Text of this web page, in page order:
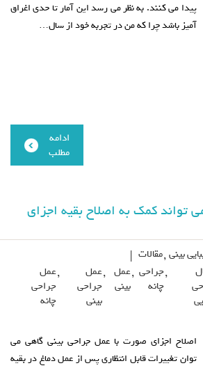
پیدا می کنند. به نظر می رسد این آمار تا حدی اغراق
آمیز باشد چرا که من در تجربه خود از سال…
ادامه
مطلب
تواند کمک به اصلاح بقیه اجزای
بینی ,مقالات |
,جراحی
چانه
,عمل
بینی
,عمل
جراحی
بینی
,عمل
جراحی
چانه
اصلاح اجزای صورت با عمل جراحی بینی گاهی می
توان تغییرات قابل انتظاری پس از عمل دماغ در بقیه